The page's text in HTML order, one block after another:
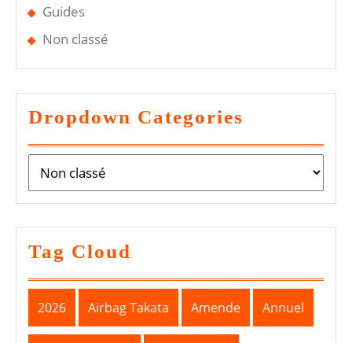
Guides
Non classé
Dropdown Categories
Tag Cloud
2026 Airbag Takata Amende Annuel